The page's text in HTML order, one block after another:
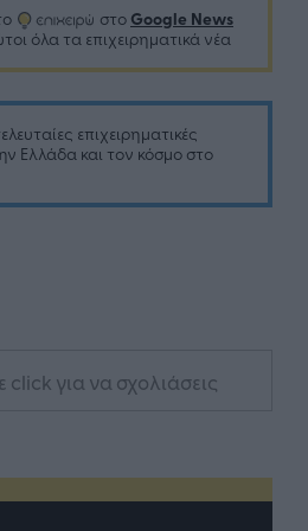
στο Google News
όλα τα επιχειρηματικά νέα
επιχειρηματικές
Ελλάδα και τον κόσμο στο
click για να σχολιάσεις